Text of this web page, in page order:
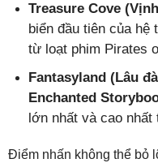
Treasure Cove
biển đầu tiên của hệ
từ loạt phim Pirates
Fantasyland (Lâu
Enchanted
lớn nhất và cao nhất
Điểm nhấn không thể bỏ